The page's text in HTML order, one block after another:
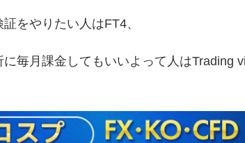
をやりたい人はFT4、
に毎月課金してもいいよって人はTrading